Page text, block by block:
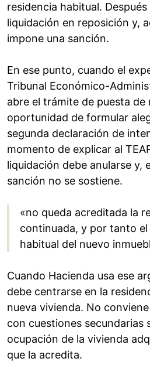
residencia habitual.
liquidación en reposición y,
impone una sanción.
En ese punto, cuando el
Tribunal Económico-
abre el trámite de puesta de
oportunidad de formular
segunda declaración de
momento de explicar al
liquidación debe anularse y,
sanción no se sostiene.
«no queda acreditada la
continuada, y por tanto
habitual del nuevo
Cuando Hacienda usa ese
debe centrarse en la
nueva vivienda. No
con cuestiones secundarias
ocupación de la vivienda
que la acredita.